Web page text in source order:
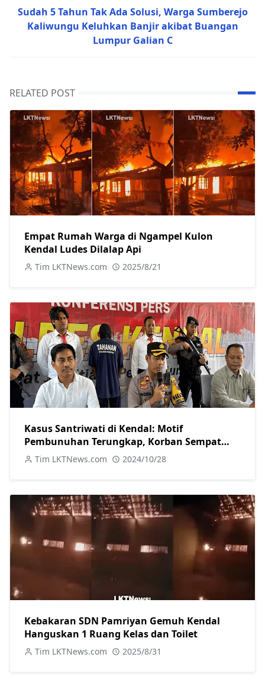
Sudah 5 Tahun Tak Ada Solusi, Warga Sumberejo
Kaliwungu Keluhkan Banjir akibat Buangan
Lumpur Galian C
RELATED POST
Empat Rumah Warga di Ngampel Kulon
Kendal Ludes Dilalap Api
Tim LKTNews.com 2025/8/21
Kasus Santriwati di Kendal: Motif
Pembunuhan Terungkap, Korban Sempat
Melawan
Tim LKTNews.com 2024/10/28
Kebakaran SDN Pamriyan Gemuh Kendal
Hanguskan 1 Ruang Kelas dan Toilet
Tim LKTNews.com 2025/8/31